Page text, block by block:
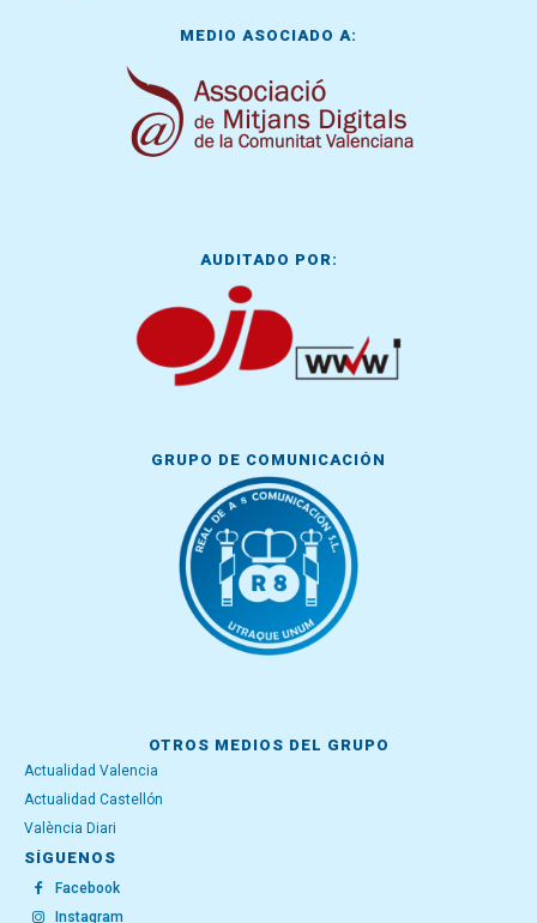
MEDIO ASOCIADO A:
AUDITADO POR:
GRUPO DE COMUNICACIÓN
OTROS MEDIOS DEL GRUPO
Actualidad Valencia
Actualidad Castellón
València Diari
SÍGUENOS
Facebook
Instagram